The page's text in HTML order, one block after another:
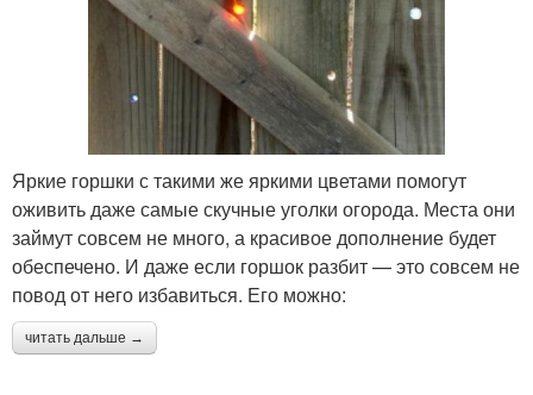
Яркие горшки с такими же яркими цветами помогут
оживить даже самые скучные уголки огорода. Места они
займут совсем не много, а красивое дополнение будет
обеспечено. И даже если горшок разбит — это совсем не
повод от него избавиться. Его можно:
читать дальше →